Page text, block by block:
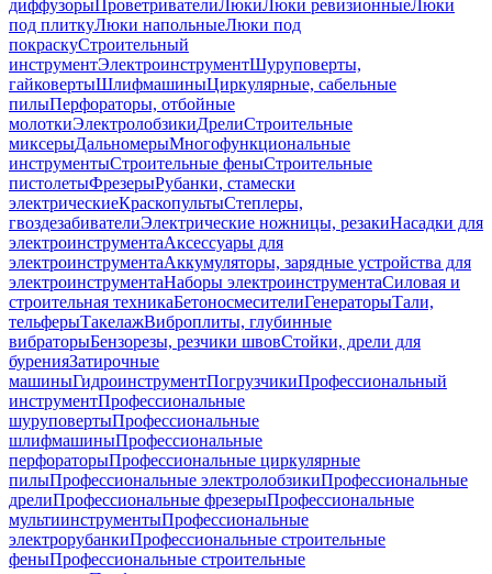
диффузорыПроветривателиЛюкиЛюки ревизионныеЛюки
под плиткуЛюки напольныеЛюки под
покраскуСтроительный
инструментЭлектроинструментШуруповерты,
гайковертыШлифмашиныЦиркулярные, сабельные
пилыПерфораторы, отбойные
молоткиЭлектролобзикиДрелиСтроительные
миксерыДальномерыМногофункциональные
инструментыСтроительные феныСтроительные
пистолетыФрезерыРубанки, стамески
электрическиеКраскопультыСтеплеры,
гвоздезабивателиЭлектрические ножницы, резакиНасадки для
электроинструментаАксессуары для
электроинструментаАккумуляторы, зарядные устройства для
электроинструментаНаборы электроинструментаСиловая и
строительная техникаБетоносмесителиГенераторыТали,
тельферыТакелажВиброплиты, глубинные
вибраторыБензорезы, резчики швовСтойки, дрели для
буренияЗатирочные
машиныГидроинструментПогрузчикиПрофессиональный
инструментПрофессиональные
шуруповертыПрофессиональные
шлифмашиныПрофессиональные
перфораторыПрофессиональные циркулярные
пилыПрофессиональные электролобзикиПрофессиональные
дрелиПрофессиональные фрезерыПрофессиональные
мультиинструментыПрофессиональные
электрорубанкиПрофессиональные строительные
феныПрофессиональные строительные